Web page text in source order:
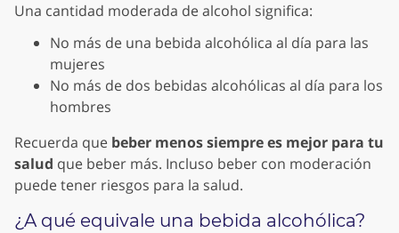
Una cantidad moderada de alcohol significa:
No más de una bebida alcohólica al día para las
mujeres
No más de dos bebidas alcohólicas al día para los
hombres
Recuerda que beber menos siempre es mejor para tu
salud que beber más. Incluso beber con moderación
puede tener riesgos para la salud.
¿A qué equivale una bebida alcohólica?